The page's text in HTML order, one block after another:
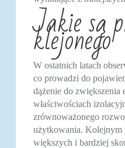
Jakie są
klejonego
W ostatnich latach
co prowadzi do
dążenie do zwiększenia
właściwościach
zrównoważonego
użytkowania. Kolejnym
większych i bardziej